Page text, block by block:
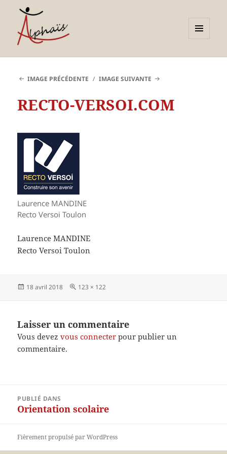
compétences et
orientations adultes et
jeunes
WIDGETS
IMAGE PRÉCÉDENTE IMAGE SUIVANTE
RECTO-VERSOI.COM
Laurence MANDINE
Recto Versoi Toulon
Laurence MANDINE
Recto Versoi Toulon
Publié
18 avril 2018
Taille
123 × 122
Laisser un commentaire
Vous devezvous connecter pour publier un
commentaire.
l’article
PUBLIÉ DANS
Orientation scolaire
Fièrement propulsé par WordPress